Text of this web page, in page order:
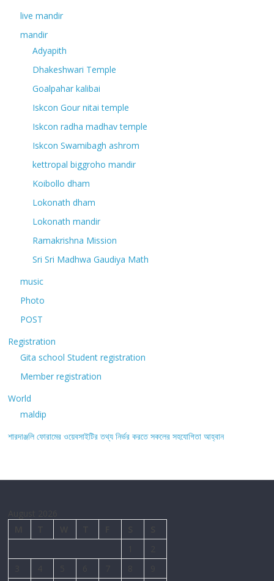
live mandir
mandir
Adyapith
Dhakeshwari Temple
Goalpahar kalibai
Iskcon Gour nitai temple
Iskcon radha madhav temple
Iskcon Swamibagh ashrom
kettropal biggroho mandir
Koibollo dham
Lokonath dham
Lokonath mandir
Ramakrishna Mission
Sri Sri Madhwa Gaudiya Math
music
Photo
POST
Registration
Gita school Student registration
Member registration
World
maldip
শারদাঞ্জলি ফোরামের ওয়েবসাইটির তথ্য নির্ভর করতে সকলের সহযোগিতা আহ্বান